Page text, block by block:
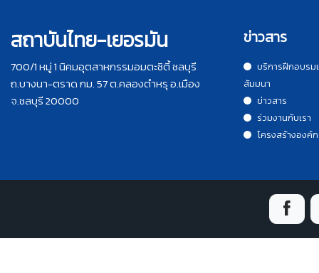
สถาบันไทย-เยอรมัน
700/1 หมู่ 1 นิคมอุตสาหกรรมอมตะซิตี้ ชลบุรี
ถ.บางนา-ตราด กม. 57 ต.คลองตำหรุ อ.เมือง
จ.ชลบุรี 20000
ข่าวสาร
บริการฝึกอบรม
สัมมนา
ข่าวสาร
ร่วมงานกับเรา
โครงสร้างองค์